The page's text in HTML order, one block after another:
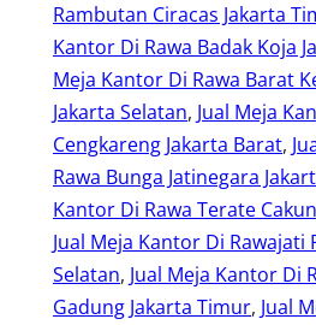
Rambutan Ciracas Jakarta
Kantor Di Rawa Badak Koja
Meja Kantor Di Rawa Barat
Jakarta Selatan, Jual Meja
Cengkareng Jakarta Barat,
Rawa Bunga Jatinegara
Kantor Di Rawa Terate
Jual Meja Kantor Di Rawajati
Selatan, Jual Meja Kantor Di
Gadung Jakarta Timur, Jual